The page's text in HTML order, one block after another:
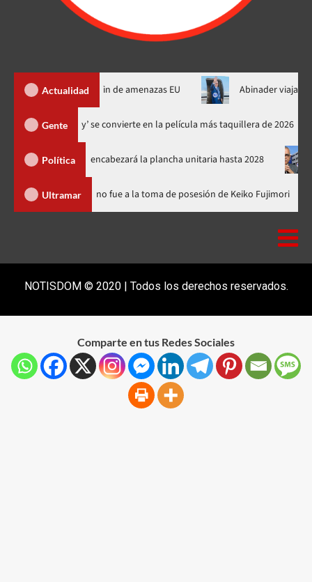
Actualidad
Ormuz al fin de amenazas EU Abinader viajará a
Gente
‘Spider-Man: Brand New Day’ se convierte en la película más
Política
PRM y encabezará la plancha unitaria hasta 2028 Carlos
Ultramar Luis Abinader no fue a la toma de posesión de Keiko
NOTISDOM © 2020 | Todos los derechos reservados.
Comparte en tus Redes Sociales